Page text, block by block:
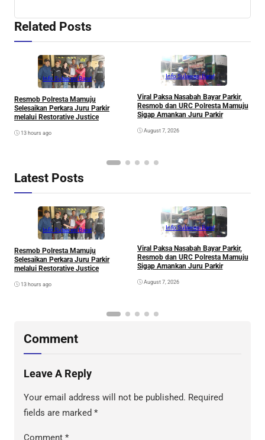
Related Posts
Info Sulawesi Barat
Resmob Polresta Mamuju
Selesaikan Perkara Juru Parkir
melalui Restorative Justice
13 hours ago
Info Sulawesi Barat
Viral Paksa Nasabah Bayar Parkir,
Resmob dan URC Polresta Mamuju
Sigap Amankan Juru Parkir
August 7, 2026
Latest Posts
Info Sulawesi Barat
Resmob Polresta Mamuju
Selesaikan Perkara Juru Parkir
melalui Restorative Justice
13 hours ago
Info Sulawesi Barat
Viral Paksa Nasabah Bayar Parkir,
Resmob dan URC Polresta Mamuju
Sigap Amankan Juru Parkir
August 7, 2026
Comment
Leave A Reply
Your email address will not be published. Required
fields are marked *
Comment *